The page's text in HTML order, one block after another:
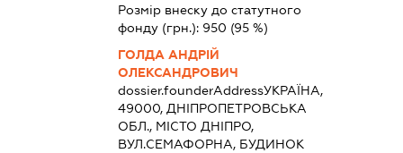
Розмір внеску до статутного
фонду (грн.): 950 (95 %)
ГОЛДА АНДРІЙ
ОЛЕКСАНДРОВИЧ
dossier.founderAddressУКРАЇНА,
49000, ДНІПРОПЕТРОВСЬКА
ОБЛ., МІСТО ДНІПРО,
ВУЛ.СЕМАФОРНА, БУДИНОК